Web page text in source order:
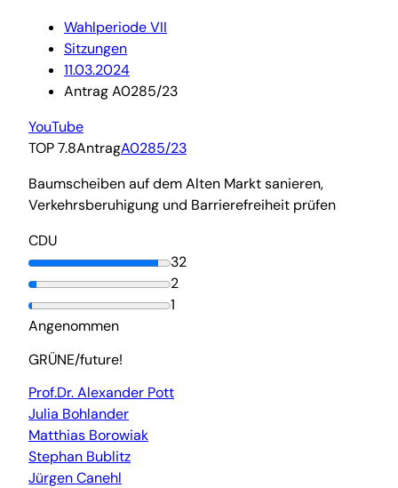
Wahlperiode VII
Sitzungen
11.03.2024
Antrag A0285/23
YouTube
TOP 7.8AntragA0285/23
Baumscheiben auf dem Alten Markt sanieren,
Verkehrsberuhigung und Barrierefreiheit prüfen
CDU
32
2
1
Angenommen
GRÜNE/future!
Prof.Dr. Alexander Pott
Julia Bohlander
Matthias Borowiak
Stephan Bublitz
Jürgen Canehl